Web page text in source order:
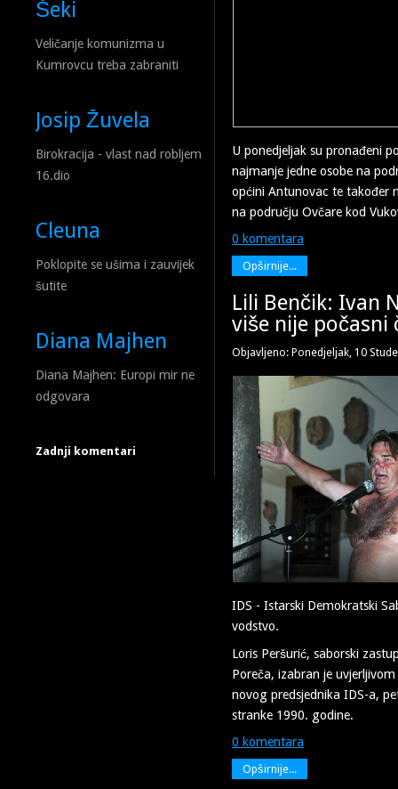
Šeki
Veličanje komunizma u
Kumrovcu treba zabraniti
Josip Žuvela
Birokracija - vlast nad robljem
16.dio
Cleuna
Poklopite se ušima i zauvijek
šutite
Diana Majhen
Diana Majhen: Europi mir ne
odgovara
Zadnji komentari
U ponedjeljak su pronađeni
najmanje jedne osobe na
općini Antunovac te također
na području Ovčare kod
0 komentara
Opširnije...
Lili Benčik: Ivan
više nije počasni
Objavljeno: Ponedjeljak, 10
IDS - Istarski Demokratski
vodstvo.
Loris Peršurić, saborski
Poreča, izabran je
novog predsjednika IDS-a,
stranke 1990. godine.
0 komentara
Opširnije...